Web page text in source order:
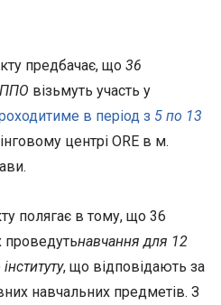
предбачає, що 36
візьмуть участь у
в період з 5 по 13
центрі ORE в м.
полягає в тому, що 36
проведутьнавчання для 12
у, що відповідають за
навчальних предметів. З